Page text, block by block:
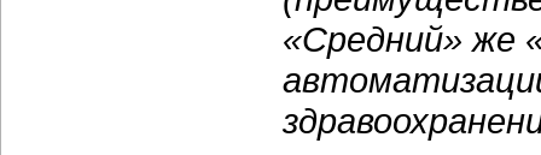
«Средний» же